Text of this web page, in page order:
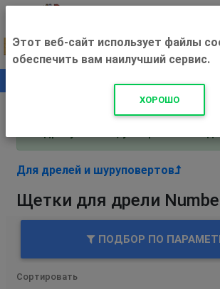
+500 ₽
Внимание! С 3 августа магазин
Для дрелей и шуруповертов
Щетки для дрели
ПОДБОР ПО
Сортировать
Этот веб-сайт использует файлы
обеспечить вам наилучший сервис.
ХОРОШО